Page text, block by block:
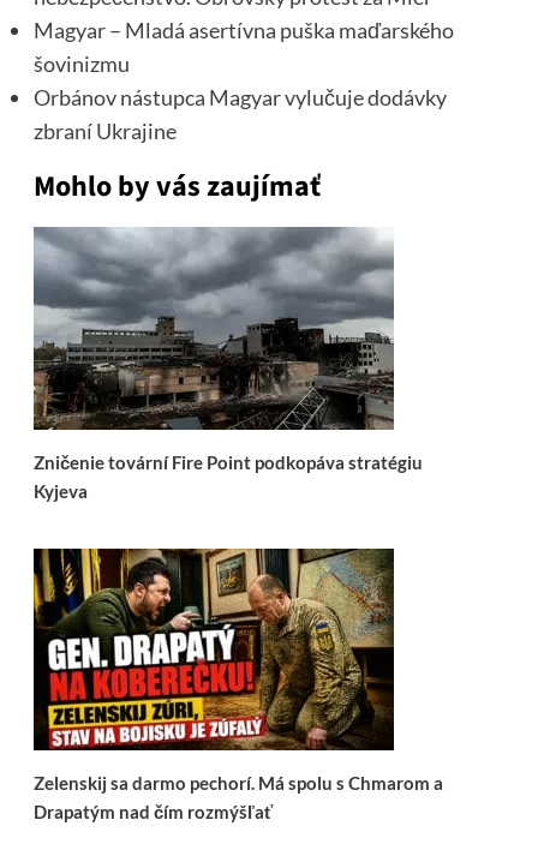
Magyar – Mladá asertívna puška maďarského
šovinizmu
Orbánov nástupca Magyar vylučuje dodávky
zbraní Ukrajine
Mohlo by vás zaujímať
Zničenie tovární Fire Point podkopáva stratégiu
Kyjeva
Zelenskij sa darmo pechorí. Má spolu s Chmarom a
Drapatým nad čím rozmýšľať